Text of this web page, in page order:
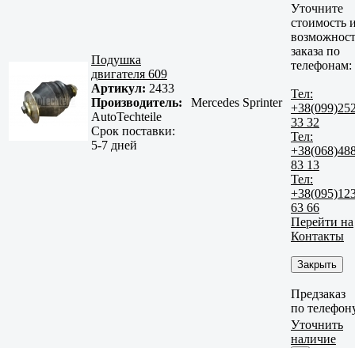
Подушка
двигателя 609
Артикул: 2433
Производитель:
AutoTechteile
Срок поставки:
5-7 дней
Mercedes Sprinter
Уточните
стоимость
заказа по
телефонам:
Тел:
33 32
Тел:
83 13
Тел:
63 66
Перейти на
Контакты
Закрыть
Предзаказ
по
Уточнить
наличие